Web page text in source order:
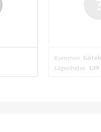
Kommun
Lägenheter 139